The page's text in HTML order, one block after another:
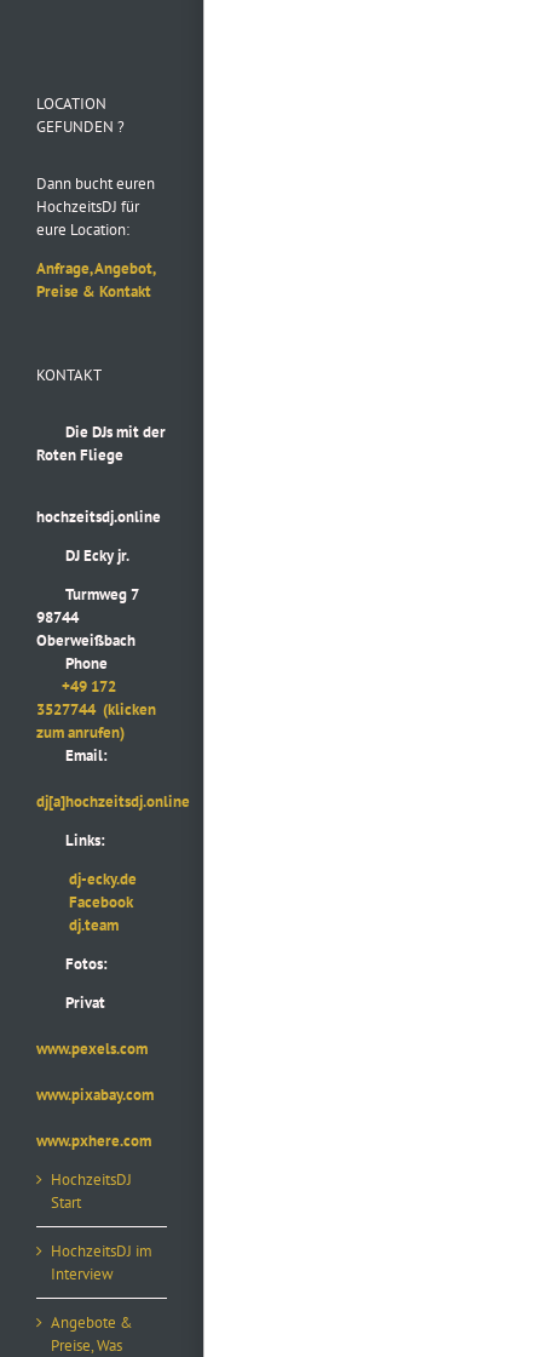
LOCATION
GEFUNDEN ?
Dann bucht euren
HochzeitsDJ für
eure Location:
Anfrage, Angebot,
Preise & Kontakt
KONTAKT
Die DJs mit der
Roten Fliege
hochzeitsdj.online
DJ Ecky jr.
Turmweg 7
98744
Oberweißbach
Phone
+49 172
3527744 (klicken
zum anrufen)
Email:
dj[a]hochzeitsdj.online
Links:
dj-ecky.de
Facebook
dj.team
Fotos:
Privat
www.pexels.com
www.pixabay.com
www.pxhere.com
HochzeitsDJ
Start
HochzeitsDJ im
Interview
Angebote &
Preise, Was